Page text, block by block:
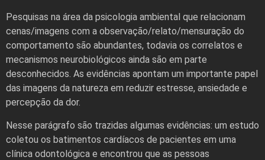
Pesquisas na área da psicologia ambiental que relacionam
cenas/imagens com a observação/relato/mensuração do
comportamento são abundantes, todavia os correlatos e
mecanismos neurobiológicos ainda são em parte
desconhecidos. As evidências apontam um importante papel
das imagens da natureza em reduzir estresse, ansiedade e
percepção da dor.
Nesse parágrafo são trazidas algumas evidências: um estudo
coletou os batimentos cardíacos de pacientes em uma
clínica odontológica e encontrou que as pessoas